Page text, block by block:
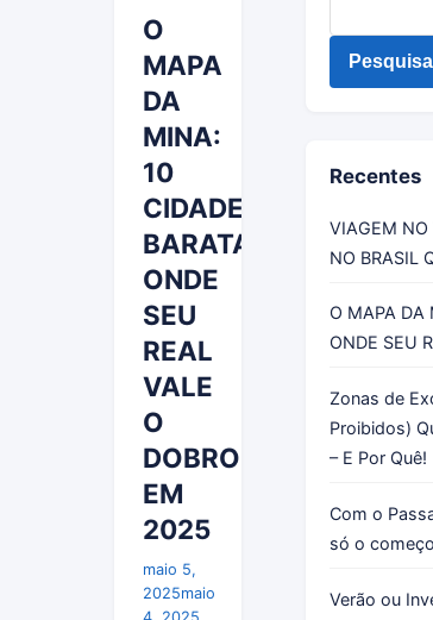
O
MAPA
DA
MINA:
10
CIDADES
BARATAS
ONDE
SEU
REAL
VALE
O
DOBRO
EM
2025
maio 5,
2025maio
Recentes
VIAGEM NO
NO BRASIL
O MAPA DA
ONDE SEU
Zonas de
Proibidos)
– E Por Quê!
Com o
só o
Verão ou